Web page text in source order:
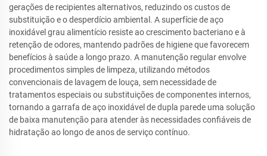
gerações de recipientes alternativos, reduzindo os custos de
substituição e o desperdício ambiental. A superfície de aço
inoxidável grau alimentício resiste ao crescimento bacteriano e à
retenção de odores, mantendo padrões de higiene que favorecem
benefícios à saúde a longo prazo. A manutenção regular envolve
procedimentos simples de limpeza, utilizando métodos
convencionais de lavagem de louça, sem necessidade de
tratamentos especiais ou substituições de componentes internos,
tornando a garrafa de aço inoxidável de dupla parede uma solução
de baixa manutenção para atender às necessidades confiáveis de
hidratação ao longo de anos de serviço contínuo.